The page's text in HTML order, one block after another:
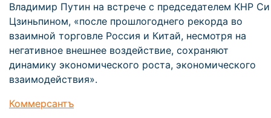
Владимир Путин на встрече с председателем КНР Си
Цзиньпином, «после прошлогоднего рекорда во
взаимной торговле Россия и Китай, несмотря на
негативное внешнее воздействие, сохраняют
динамику экономического роста, экономического
взаимодействия».
Коммерсантъ